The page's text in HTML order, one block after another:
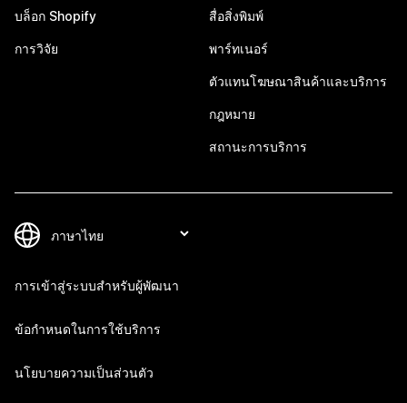
บล็อก Shopify
การวิจัย
สื่อสิ่งพิมพ์
พาร์ทเนอร์
ตัวแทนโฆษณาสินค้าและบริการ
กฎหมาย
สถานะการบริการ
การเข้าสู่ระบบสำหรับผู้พัฒนา
ข้อกำหนดในการใช้บริการ
นโยบายความเป็นส่วนตัว